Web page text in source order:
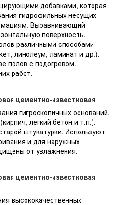
добавками, которая
гидрофильных несущих
Выравнивающий
поверхность,
различными способами
линолеум, ламинат и др.).
полов с подогревом.
работ.
цементно-известковая
гигроскопичных оснований,
легкий бетон и т.п.).
штукатурки. Используют
и для наружных
от увлажнения.
цементно-известковая
высококачественных